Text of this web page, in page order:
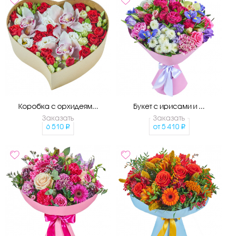
Коробка с орхидеям...
Заказать
6 510
Букет с ирисами и ...
Заказать
от 5 410